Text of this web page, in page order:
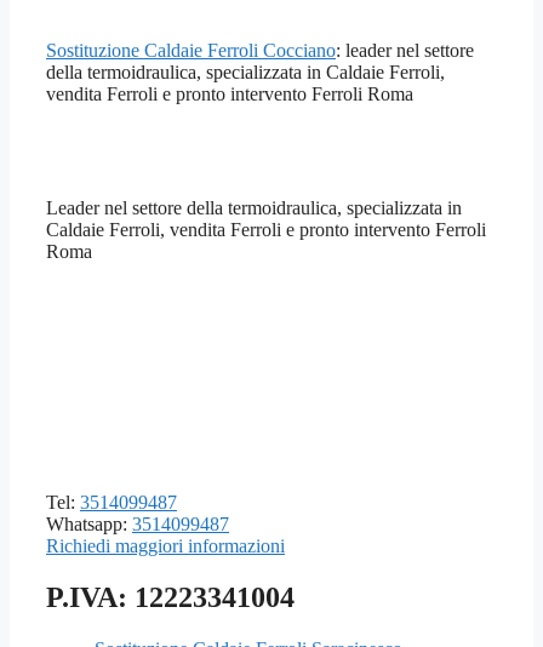
Sostituzione Caldaie Ferroli Cocciano: leader nel settore
della termoidraulica, specializzata in Caldaie Ferroli,
vendita Ferroli e pronto intervento Ferroli Roma
Leader nel settore della termoidraulica, specializzata in
Caldaie Ferroli, vendita Ferroli e pronto intervento Ferroli
Roma
Tel: 3514099487
Whatsapp: 3514099487
Richiedi maggiori informazioni
P.IVA: 12223341004